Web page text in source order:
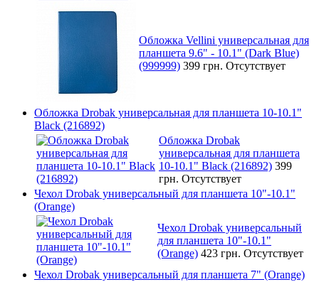
Обложка Vellini универсальная для
планшета 9.6" - 10.1" (Dark Blue)
(999999) 399 грн. Отсутствует
Обложка Drobak универсальная для планшета 10-10.1"
Black (216892)
Обложка Drobak
универсальная для планшета
10-10.1" Black (216892) 399
грн. Отсутствует
Чехол Drobak универсальный для планшета 10"-10.1"
(Orange)
Чехол Drobak универсальный
для планшета 10"-10.1"
(Orange) 423 грн. Отсутствует
Чехол Drobak универсальный для планшета 7" (Orange)